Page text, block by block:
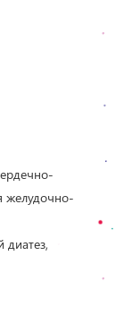
желудочно-
диатез,